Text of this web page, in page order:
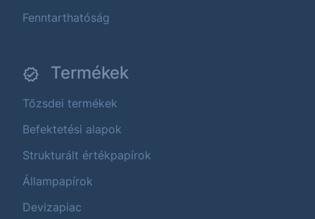
Fenntarthatóság
Termékek
Tőzsdei termékek
Befektetési alapok
Strukturált értékpapírok
Állampapírok
Devizapiac